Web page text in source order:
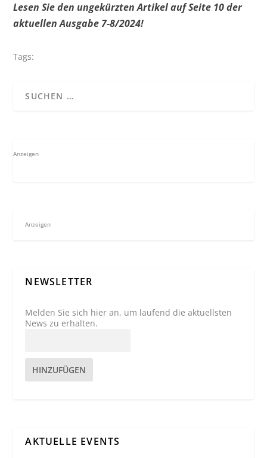
Lesen Sie den ungekürzten Artikel auf Seite 10 der
aktuellen Ausgabe 7-8/2024!
Tags:
Anzeigen
Anzeigen
NEWSLETTER
Melden Sie sich hier an, um laufend die aktuellsten
News zu erhalten.
HINZUFÜGEN
AKTUELLE EVENTS